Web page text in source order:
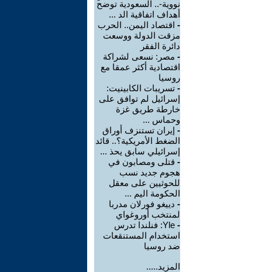
نووية-.. السعودية توضح
أهداف اتفاقية الد ...
- اقتصاد اليمن.. الحرب
مزقت الدولة ووسعت
دائرة الفقر
- مصر: نسعى لشراكة
اقتصادية أكثر عمقا مع
روسيا
- تسريبات الكابينيت:
إسرائيل لم توافق على
خارطة طريق غزة
وحماس ...
- إيران تستنزف أوراق
الضغط الأمريكية؟.. قائد
إسرائيلي سابق يحذ ...
- قتلى ومصابون في
هجوم جديد نسب
للحوثيين على معقل
الحكومة اليم ...
- دييغو فورلان مدربا
لمنتخب أوروغواي
-
Yle: فنلندا تدرس
استخدام المستنقعات
ضد روسيا
المزيد.....